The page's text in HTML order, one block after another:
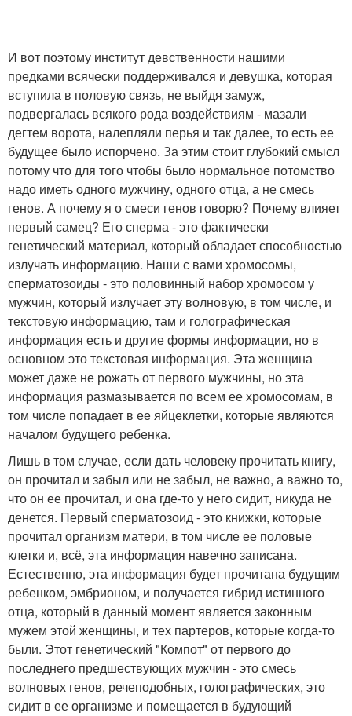
И вот поэтому институт девственности нашими
предками всячески поддерживался и девушка, которая
вступила в половую связь, не выйдя замуж,
подвергалась всякого рода воздействиям - мазали
дегтем ворота, налепляли перья и так далее, то есть ее
будущее было испорчено. За этим стоит глубокий смысл
потому что для того чтобы было нормальное потомство
надо иметь одного мужчину, одного отца, а не смесь
генов. А почему я о смеси генов говорю? Почему влияет
первый самец? Его сперма - это фактически
генетический материал, который обладает способностью
излучать информацию. Наши с вами хромосомы,
сперматозоиды - это половинный набор хромосом у
мужчин, который излучает эту волновую, в том числе, и
текстовую информацию, там и голографическая
информация есть и другие формы информации, но в
основном это текстовая информация. Эта женщина
может даже не рожать от первого мужчины, но эта
информация размазывается по всем ее хромосомам, в
том числе попадает в ее яйцеклетки, которые являются
началом будущего ребенка.
Лишь в том случае, если дать человеку прочитать книгу,
он прочитал и забыл или не забыл, не важно, а важно то,
что он ее прочитал, и она где-то у него сидит, никуда не
денется. Первый сперматозоид - это книжки, которые
прочитал организм матери, в том числе ее половые
клетки и, всё, эта информация навечно записана.
Естественно, эта информация будет прочитана будущим
ребенком, эмбрионом, и получается гибрид истинного
отца, который в данный момент является законным
мужем этой женщины, и тех партеров, которые когда-то
были. Этот генетический "Компот" от первого до
последнего предшествующих мужчин - это смесь
волновых генов, речеподобных, голографических, это
сидит в ее организме и помещается в будующий